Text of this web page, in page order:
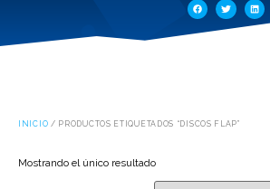
INICIO / PRODUCTOS ETIQUETADOS “DISCOS FLAP”
Mostrando el único resultado